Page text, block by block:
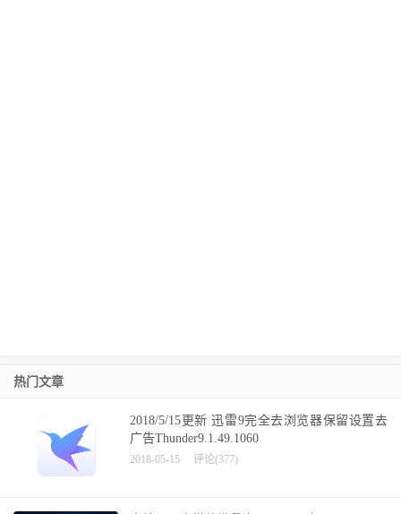
热门文章
2018/5/15更新 迅雷9完全去浏览器保留设置去
广告Thunder9.1.49.1060
2018-05-15 评论(377)